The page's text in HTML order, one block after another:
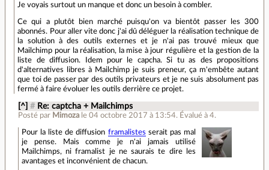
Je voyais surtout un manque et donc un besoin à combler.
Ce qui a plutôt bien marché puisqu'on va bientôt passer les 300
abonnés. Pour aller vite donc j'ai dû déléguer la réalisation technique de
la solution à des outils externes et je n'ai pas trouvé mieux que
Mailchimp pour la réalisation, la mise à jour régulière et la gestion de la
liste de diffusion. Idem pour le capcha. Si tu as des propositions
d'alternatives libres à Mailchimp je suis preneur, ça m'embête autant
que toi de passer par des outils privateurs et je ne suis absolument pas
fermé à faire évoluer les outils derrière ce projet.
[^] # Re: captcha + Mailchimps
Posté par Mimoza le 04 octobre 2017 à 13:54. Évalué à 4.
Pour la liste de diffusion framalistes serait pas mal
je pense. Mais comme je n'ai jamais utilisé
Mailchimps, ni framalist je ne saurais te dire les
avantages et inconvénient de chacun.